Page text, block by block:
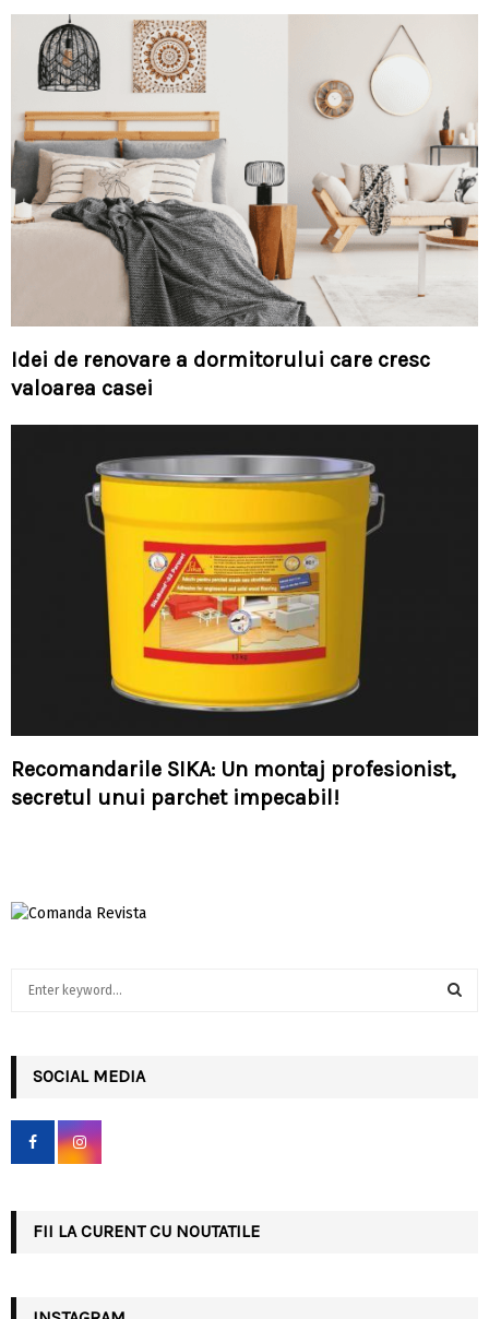
Idei de renovare a dormitorului care cresc
valoarea casei
Recomandarile SIKA: Un montaj profesionist,
secretul unui parchet impecabil!
h
f
r
SOCIAL MEDIA
FII LA CURENT CU NOUTATILE